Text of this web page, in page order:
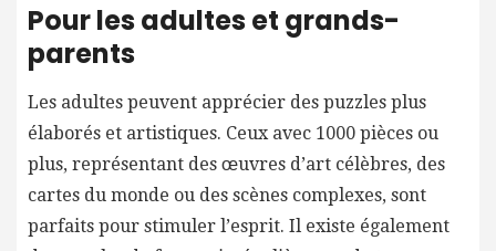
Pour les adultes et grands-
parents
Les adultes peuvent apprécier des puzzles plus
élaborés et artistiques. Ceux avec 1000 pièces ou
plus, représentant des œuvres d’art célèbres, des
cartes du monde ou des scènes complexes, sont
parfaits pour stimuler l’esprit. Il existe également